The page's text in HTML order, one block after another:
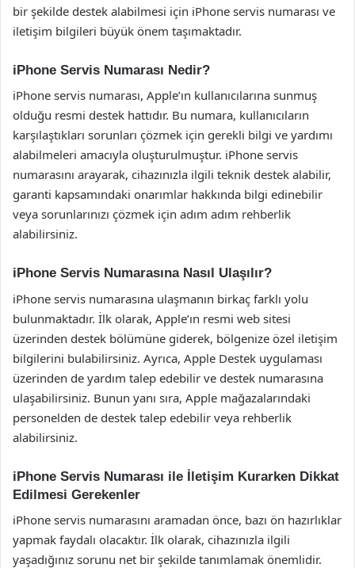
bir şekilde destek alabilmesi için iPhone servis numarası ve
iletişim bilgileri büyük önem taşımaktadır.
iPhone Servis Numarası Nedir?
iPhone servis numarası, Apple’ın kullanıcılarına sunmuş
olduğu resmi destek hattıdır. Bu numara, kullanıcıların
karşılaştıkları sorunları çözmek için gerekli bilgi ve yardımı
alabilmeleri amacıyla oluşturulmuştur. iPhone servis
numarasını arayarak, cihazınızla ilgili teknik destek alabilir,
garanti kapsamındaki onarımlar hakkında bilgi edinebilir
veya sorunlarınızı çözmek için adım adım rehberlik
alabilirsiniz.
iPhone Servis Numarasına Nasıl Ulaşılır?
iPhone servis numarasına ulaşmanın birkaç farklı yolu
bulunmaktadır. İlk olarak, Apple’ın resmi web sitesi
üzerinden destek bölümüne giderek, bölgenize özel iletişim
bilgilerini bulabilirsiniz. Ayrıca, Apple Destek uygulaması
üzerinden de yardım talep edebilir ve destek numarasına
ulaşabilirsiniz. Bunun yanı sıra, Apple mağazalarındaki
personelden de destek talep edebilir veya rehberlik
alabilirsiniz.
iPhone Servis Numarası ile İletişim Kurarken Dikkat
Edilmesi Gerekenler
iPhone servis numarasını aramadan önce, bazı ön hazırlıklar
yapmak faydalı olacaktır. İlk olarak, cihazınızla ilgili
yaşadığınız sorunu net bir şekilde tanımlamak önemlidir.